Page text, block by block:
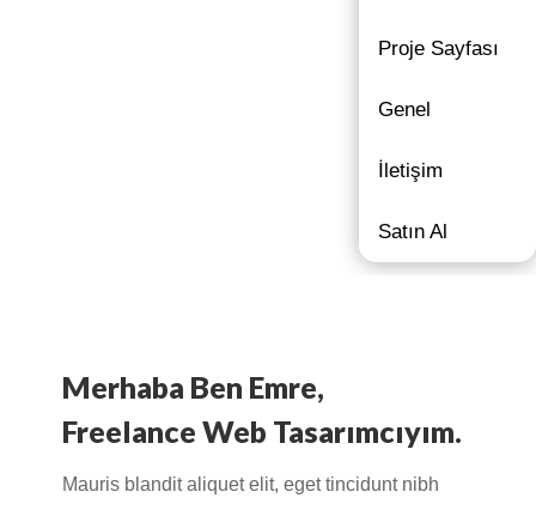
Proje Sayfası
Genel
İletişim
Satın Al
Merhaba Ben Emre,
Freelance Web Tasarımcıyım.
Mauris blandit aliquet elit, eget tincidunt nibh